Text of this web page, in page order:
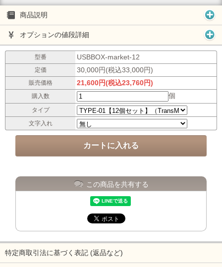
商品説明
オプションの値段詳細
型番 USBBOX-market-12
定価 30,000円(税込33,000円)
販売価格 21,600円(税込23,760円)
購入数 個
タイプ
文字入れ
この商品を共有する
特定商取引法に基づく表記 (返品など)